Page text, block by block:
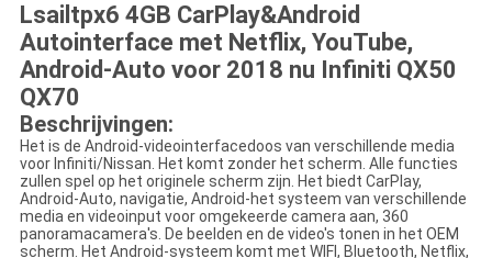
Lsailtpx6 4GB CarPlay&Android
Autointerface met Netflix, YouTube,
Android-Auto voor 2018 nu Infiniti QX50
QX70
Beschrijvingen:
Het is de Android-videointerfacedoos van verschillende media
voor Infiniti/Nissan. Het komt zonder het scherm. Alle functies
zullen spel op het originele scherm zijn. Het biedt CarPlay,
Android-Auto, navigatie, Android-het systeem van verschillende
media en videoinput voor omgekeerde camera aan, 360
panoramacamera's. De beelden en de video's tonen in het OEM
scherm. Het Android-systeem komt met WIFI, Bluetooth, Netflix,